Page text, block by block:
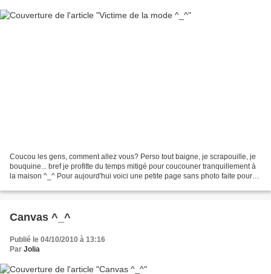
Coucou les gens, comment allez vous? Perso tout baigne, je scrapouille, je
bouquine... bref je profitte du temps mitigé pour coucouner tranquillement à
la maison ^_^ Pour aujourd'hui voici une petite page sans photo faite pour
Canvas ^_^
Publié le 04/10/2010 à 13:16
Par Jolia